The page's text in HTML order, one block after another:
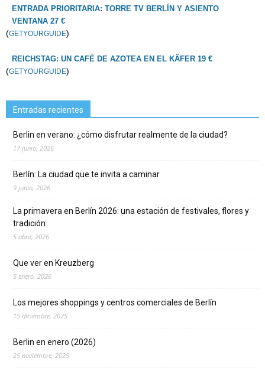
ENTRADA PRIORITARIA: TORRE TV BERLÍN Y ASIENTO
VENTANA 27 €
(GETYOURGUIDE)
REICHSTAG: UN CAFÉ DE AZOTEA EN EL KÄFER 19 €
(GETYOURGUIDE)
Entradas recientes
Berlin en verano: ¿cómo disfrutar realmente de la ciudad?
17 junio, 2026
Berlín: La ciudad que te invita a caminar
9 junio, 2026
La primavera en Berlín 2026: una estación de festivales, flores y
tradición
5 abril, 2026
Que ver en Kreuzberg
5 enero, 2026
Los mejores shoppings y centros comerciales de Berlín
15 diciembre, 2025
Berlin en enero (2026)
25 noviembre, 2025